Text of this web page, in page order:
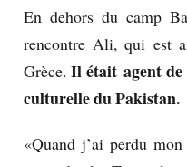
En dehors du camp
rencontre Ali, qui est
Grèce. Il était agent de
culturelle du Pakistan.
«Quand j’ai perdu